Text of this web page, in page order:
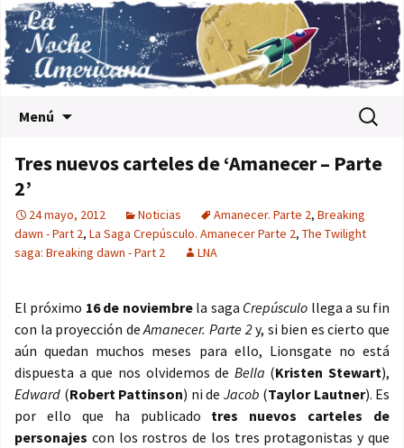
Menú Buscar:
Tres nuevos carteles de ‘Amanecer – Parte
2’
24 mayo, 2012 Noticias Amanecer. Parte 2, Breaking
dawn - Part 2, La Saga Crepúsculo. Amanecer Parte 2, The Twilight
saga: Breaking dawn - Part 2
LNA
El próximo 16 de noviembrela saga Crepúsculo llega a su fin
con la proyección deAmanecer. Parte 2y, si bien es cierto que
aún quedan muchos meses para ello, Lionsgate no está
dispuesta a que nos olvidemos de Bella (Kristen Stewart),
Edward (Robert Pattinson) ni de Jacob (Taylor Lautner). Es
por ello que ha publicado tres nuevos carteles de
personajes con los rostros de los tres protagonistas y que